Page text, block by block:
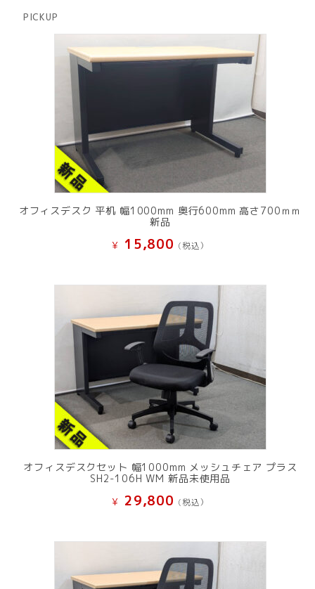
PICKUP
オフィスデスク 平机 幅1000mm 奥行600mm 高さ700ｍｍ
新品
¥ 15,800 (税込）
オフィスデスクセット 幅1000mm メッシュチェア プラス
SH2-106H WM 新品未使用品
¥ 29,800 (税込）